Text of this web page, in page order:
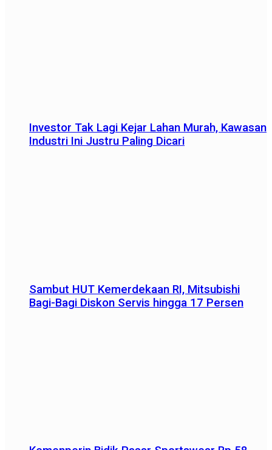
Investor Tak Lagi Kejar Lahan Murah, Kawasan
Industri Ini Justru Paling Dicari
Sambut HUT Kemerdekaan RI, Mitsubishi
Bagi-Bagi Diskon Servis hingga 17 Persen